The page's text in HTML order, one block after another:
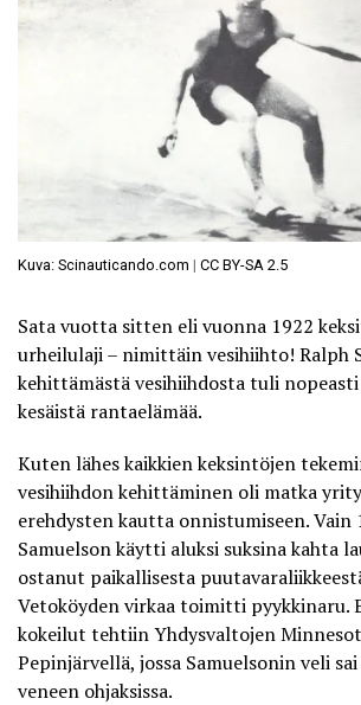
Kuva: Scinauticando.com | CC BY-SA 2.5
Sata vuotta sitten eli vuonna 1922
urheilulaji – nimittäin vesihiihto! Ralph
kehittämästä vesihiihdosta tuli
kesäistä rantaelämää.
Kuten lähes kaikkien keksintöjen
vesihiihdon kehittäminen oli matka
erehdysten kautta onnistumiseen. Vain
Samuelson käytti aluksi suksina kahta
ostanut paikallisesta
Vetoköyden virkaa toimitti pyykkinaru.
kokeilut tehtiin Yhdysvaltojen
Pepinjärvellä, jossa Samuelsonin veli
veneen ohjaksissa.